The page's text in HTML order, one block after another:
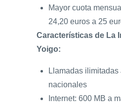
Mayor cuota
24,20 euros a 25
Características de La
Yoigo:
Llamadas
nacionales
Internet: 600 MB a